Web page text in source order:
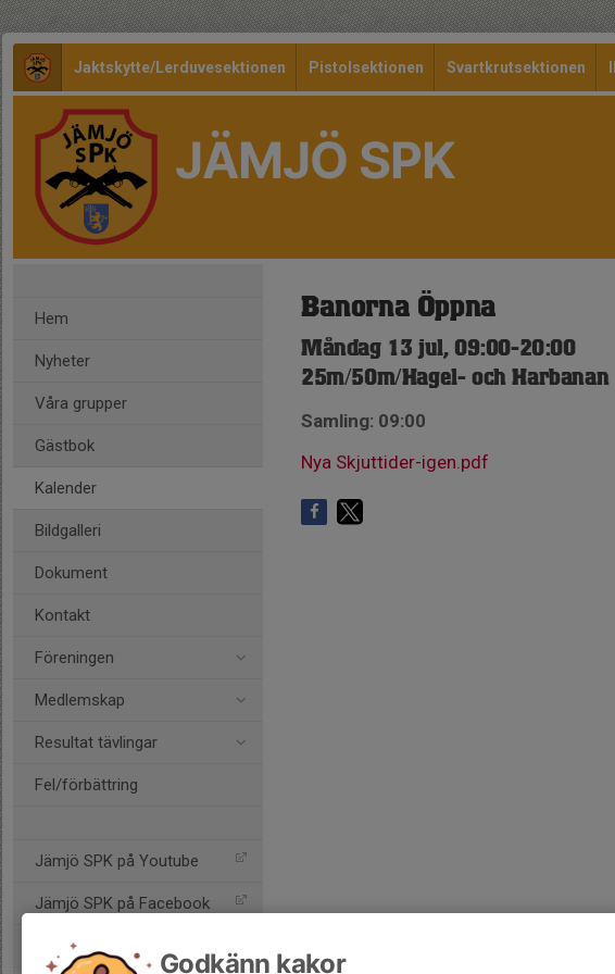
Jaktskytte/Lerduvesektionen Pistolsektionen Svartkrutsektionen
JÄMJÖ SPK
Hem
Nyheter
Våra grupper
Gästbok
Kalender
Bildgalleri
Dokument
Kontakt
Föreningen
Medlemskap
Resultat tävlingar
Fel/förbättring
Jämjö SPK på Youtube
Jämjö SPK på Facebook
Jämjö SPK på Instagram
Banorna Öppna
Måndag 13 jul, 09:00-20:00
25m/50m/Hagel- och Harbanan
Samling: 09:00
Nya Skjuttider-igen.pdf
Godkänn kakor